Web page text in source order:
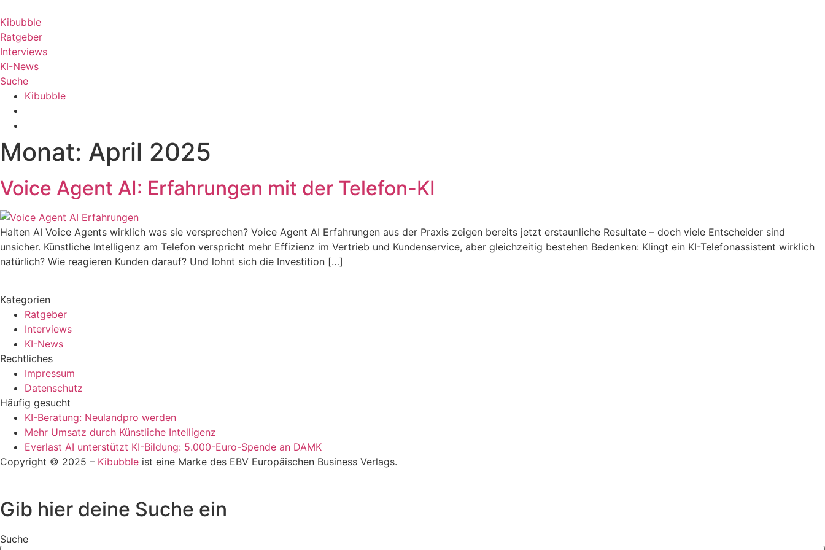
Inhalt
wechseln
Kibubble
Ratgeber
Interviews
KI-News
Suche
Kibubble
Monat: April 2025
Voice Agent AI: Erfahrungen mit der Telefon-KI
Halten AI Voice Agents wirklich was sie versprechen? Voice Agent AI Erfahrungen aus der Praxis zeigen bereits jetzt erstaunliche Resultate – doch viele Entscheider sind
unsicher. Künstliche Intelligenz am Telefon verspricht mehr Effizienz im Vertrieb und Kundenservice, aber gleichzeitig bestehen Bedenken: Klingt ein KI-Telefonassistent wirklich
natürlich? Wie reagieren Kunden darauf? Und lohnt sich die Investition […]
Kategorien
Ratgeber
Interviews
KI-News
Rechtliches
Impressum
Datenschutz
Häufig gesucht
KI-Beratung: Neulandpro werden
Mehr Umsatz durch Künstliche Intelligenz
Everlast AI unterstützt KI-Bildung: 5.000-Euro-Spende an DAMK
Copyright © 2025 – Kibubble ist eine Marke des EBV Europäischen Business Verlags.
Gib hier deine Suche ein
Suche